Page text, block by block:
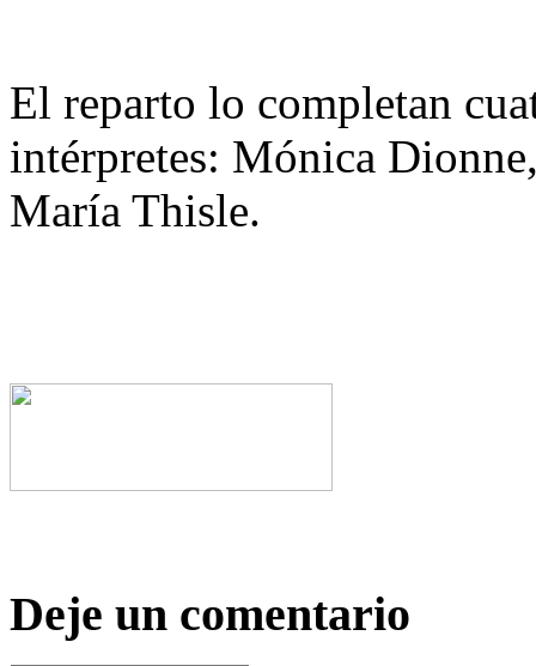
El reparto lo completan
intérpretes: Mónica
María Thisle.
Deje un comentario